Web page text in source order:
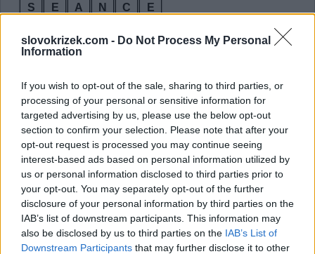
slovokrizek.com - Do Not Process My Personal
Information
If you wish to opt-out of the sale, sharing to third parties, or
processing of your personal or sensitive information for
targeted advertising by us, please use the below opt-out
section to confirm your selection. Please note that after your
opt-out request is processed you may continue seeing
interest-based ads based on personal information utilized by
us or personal information disclosed to third parties prior to
your opt-out. You may separately opt-out of the further
disclosure of your personal information by third parties on the
IAB’s list of downstream participants. This information may
also be disclosed by us to third parties on the IAB’s List of
Downstream Participants that may further disclose it to other
S
E A N C
E
A
B S
Bonusová slova:
S E B
E
B
A
S
S
E N
VYHLEDEJTE DALŠÍ
ODPOVĚDI